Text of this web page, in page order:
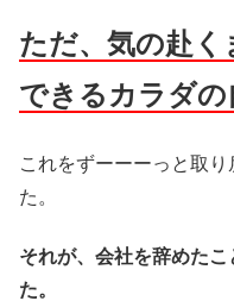
ただ、気の赴
できるカラダの
これをずーーーっと取
た。
それが、会社を辞めた
た。